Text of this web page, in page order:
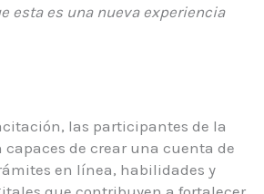
esta es una nueva experiencia
las participantes de la
capaces de crear una cuenta de
en línea, habilidades y